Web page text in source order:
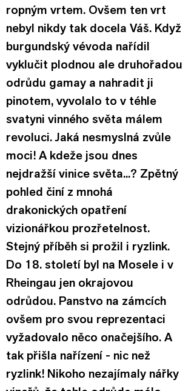
ropným vrtem. Ovšem ten vrt
nebyl nikdy tak docela Váš. Když
burgundský vévoda nařídil
vyklučit plodnou ale druhořadou
odrůdu gamay a nahradit ji
pinotem, vyvolalo to v téhle
svatyni vinného světa málem
revoluci. Jaká nesmyslná zvůle
moci! A kdeže jsou dnes
nejdražší vinice světa...? Zpětný
pohled činí z mnohá
drakonických opatření
vizionářkou prozřetelnost.
Stejný příběh si prožil i ryzlink.
Do 18. století byl na Mosele i v
Rheingau jen okrajovou
odrůdou. Panstvo na zámcích
ovšem pro svou reprezentaci
vyžadovalo něco onačejšího. A
tak přišla nařízení - nic než
ryzlink! Nikoho nezajímaly nářky